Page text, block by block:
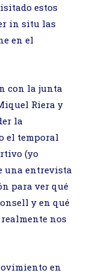
estos
in situ las
en el
con la junta
Riera y
la
el temporal
(yo
una entrevista
para ver qué
y en qué
nos
en